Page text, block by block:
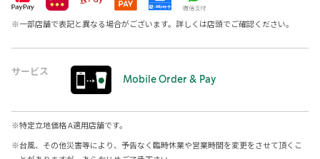
※一部店舗で表記と異なる場合がございます。詳しくは店頭でご確認ください。
サービス
Mobile Order & Pay
※特定立地価格 A適用店舗です。
※台風、その他災害等により、予告なく臨時休業や営業時間を変更をさせて頂くこ